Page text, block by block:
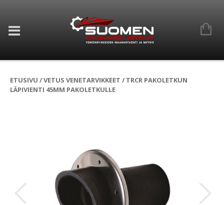
ETUSIVU /VETUS VENETARVIKKEET / TRCR PAKOLETKUN
LÄPIVIENTI 45MM PAKOLETKULLE